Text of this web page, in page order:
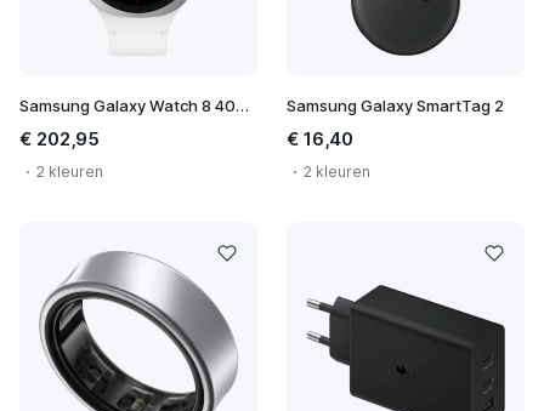
Samsung Galaxy Watch 8 40mm
€ 202,95
2 kleuren
Samsung Galaxy SmartTag 2
€ 16,40
2 kleuren